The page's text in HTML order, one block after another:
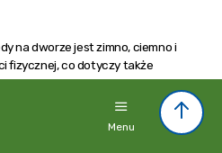
na dworze jest zimno, ciemno i
fizycznej, co dotyczy także
Menu